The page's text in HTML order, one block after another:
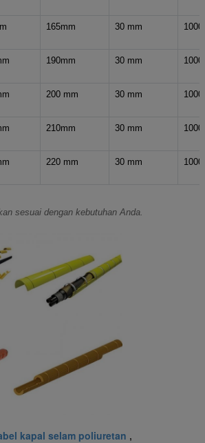
165mm 30 mm
190mm 30 mm
200 mm 30 mm
210mm 30 mm
220 mm 30 mm
sesuai dengan kebutuhan Anda.
kapal selam poliuretan ,